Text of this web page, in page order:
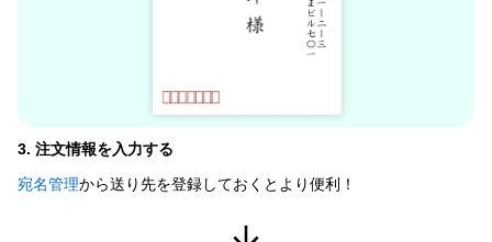
3. 注文情報を入力する
宛名管理から送り先を登録しておくとより便利！